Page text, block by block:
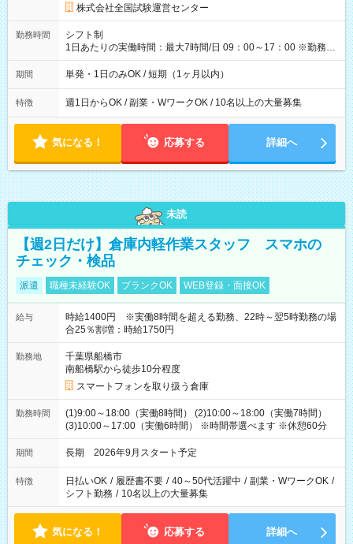
円の場合あり ・国家試験 7:00～13:30（休憩なし） 時給1,300
円（役割手当＋100円）×6時間＝日収8,400円＋交通費 【試用期
間】試用期間なし
株式会社全国試験運営センター
勤務時間
シフト制
1日あたりの実働時間：最大7時間/日 09：00～17：00 ※勤務時
間は 試験により異なります。
期間 単発・1日のみOK / 短期（1ヶ月以内）
特徴 週1日からOK / 副業・WワークOK / 10名以上の大量募集
気になる！ 応募する 詳細へ
未読
【週2日だけ】倉庫内軽作業スタッフ スマホの
チェック・検品
派遣 職種未経験OK ブランクOK WEB登録・面接OK
給与
時給1400円 ※実働8時間を超える勤務、22時～翌5時勤務の場
合25％割増：時給1750円
勤務地
千葉県船橋市
南船橋駅から徒歩10分程度
スマートフォンを取り扱う倉庫
勤務時間
(1)9:00～18:00（実働8時間） (2)10:00～18:00（実働7時間）
(3)10:00～17:00（実働6時間） ※時間帯選べます ※休憩60分
期間 長期 2026年9月スタート予定
特徴 日払いOK / 履歴書不要 / 40～50代活躍中 / 副業・WワークOK /
シフト勤務 / 10名以上の大量募集
気になる！ 応募する 詳細へ